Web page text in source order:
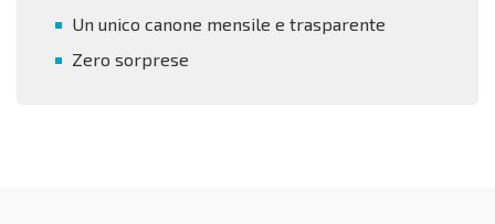
Un unico canone mensile e trasparente
Zero sorprese